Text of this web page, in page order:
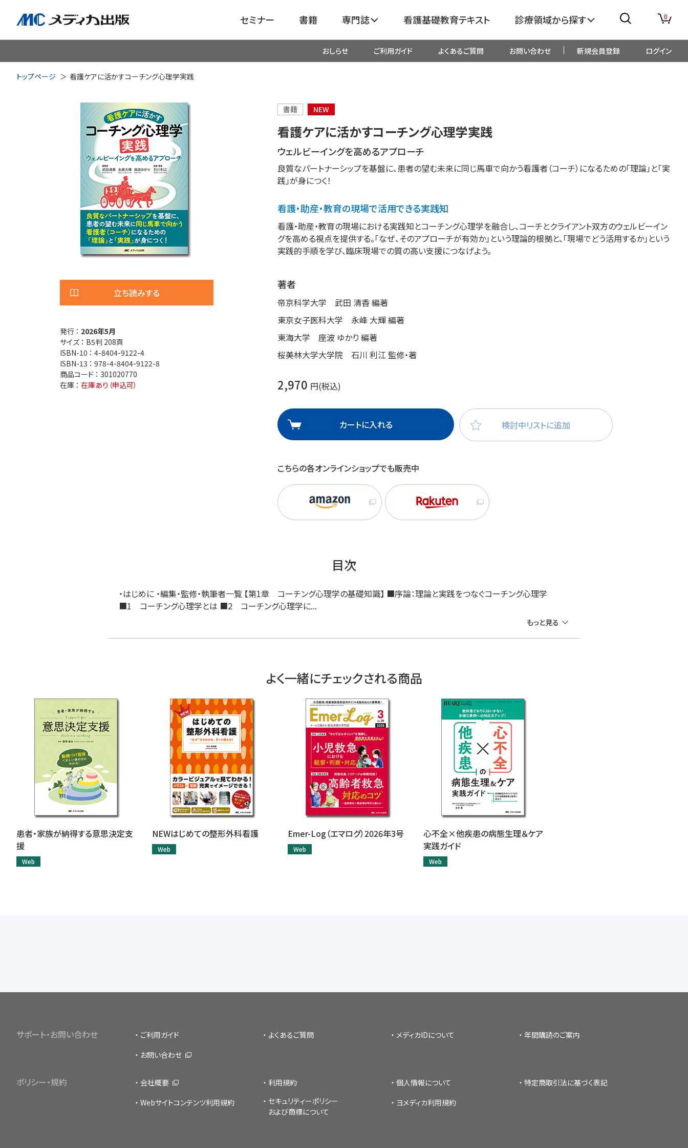
セミナー 書籍 専門誌
看護
医学
栄養
看護基礎教育テキスト 診療領域から探す
脳神経
透析・腎臓・血液浄化 がん 化学療法・放射線治療・緩和ケア
耳鼻咽喉科 産科・婦人科・周産期・助産 新生児・小児
手術室・麻酔 救命・救急 総合診療 一般内科
感染管理・感染症 栄養管理 超音波・画像・臨床検査
医療安全 産業保健 在宅医療・看護 高齢者看護
退院調整・地域医療連携 高齢者介護
0
おしらせ ご利用ガイド よくあるご質問 お問い合わせ 新規会員登録 ログイン
トップページ 看護ケアに活かすコーチング心理学実践
立ち読みする
発行 ： 2026年5月
サイズ ： B5判 208頁
ISBN-10 ： 4-8404-9122-4
ISBN-13 ： 978-4-8404-9122-8
商品コード ： 301020770
在庫 ： 在庫あり（申込可）
書籍 NEW
看護ケアに活かすコーチング心理学実践
ウェルビーイングを高めるアプローチ
良質なパートナーシップを基盤に、患者の望む未来に同じ馬車で向かう看護者（コーチ）になるための「理論」と「実
践」が身につく！
看護・助産・教育の現場で活用できる実践知
看護・助産・教育の現場における実践知とコーチング心理学を融合し、コーチとクライアント双方のウェルビーイン
グを高める視点を提供する。「なぜ、そのアプローチが有効か」という理論的根拠と、「現場でどう活用するか」という
実践的手順を学び、臨床現場での質の高い支援につなげよう。
著者
帝京科学大学 武田 清香 編著
東京女子医科大学 永峰 大輝 編著
東海大学 座波 ゆかり 編著
桜美林大学大学院 石川 利江 監修・著
2,970 円(税込)
カートに入れる 検討中リストに追加
こちらの各オンラインショップでも販売中
目次
・はじめに ・編集・監修・執筆者一覧 【第1章 コーチング心理学の基礎知識】 ■序論：理論と実践をつなぐコーチング心理学
■1 コーチング心理学とは ■2 コーチング心理学に...
もっと見る
よく一緒にチェックされる商品
患者・家族が納得する意思決定支
援
Web
NEWはじめての整形外科看護
Web
Emer-Log（エマログ）2026年3号
Web
心不全×他疾患の病態生理＆ケア
実践ガイド
Web
サポート・お問い合わせ ご利用ガイド よくあるご質問 メディカIDについて
年間購読のご案内
お問い合わせ
ポリシー・規約 会社概要 利用規約 個人情報について
特定商取引法に基づく表記
Webサイトコンテンツ利用規約
セキュリティーポリシー
および商標について
ヨメディカ利用規約